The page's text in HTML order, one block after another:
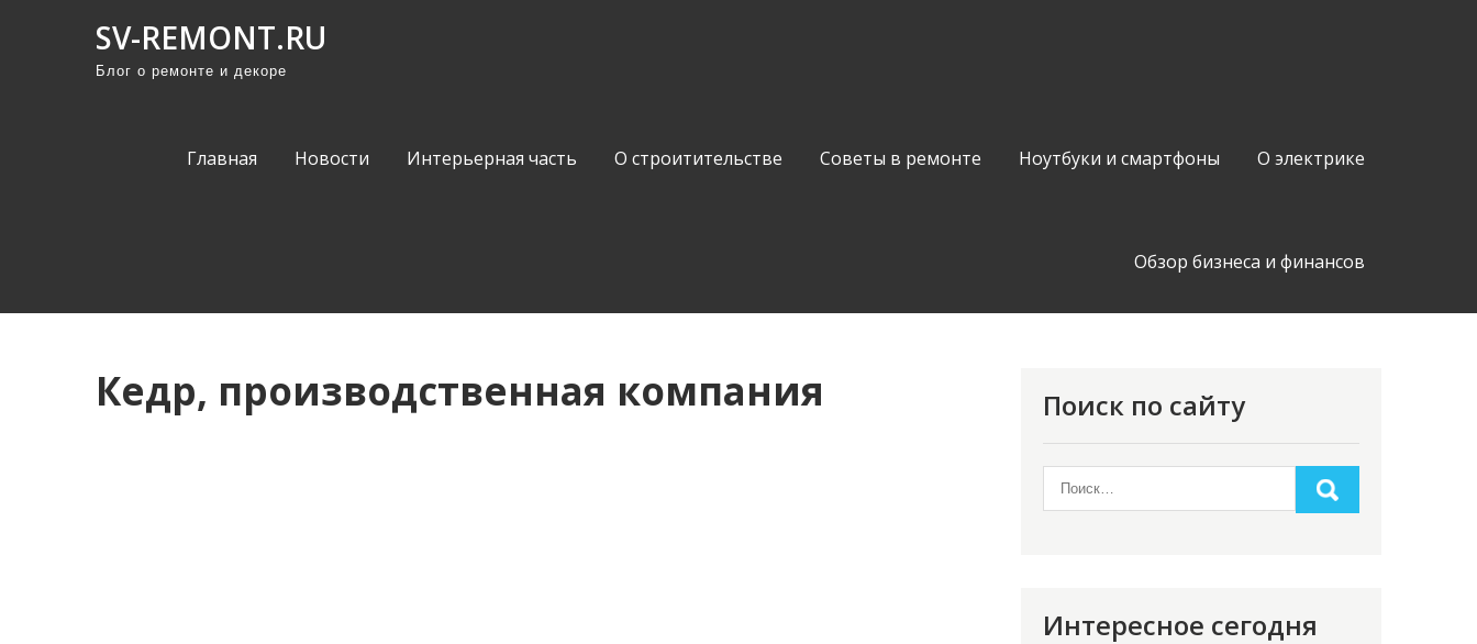
SV-REMONT.RU
Блог о ремонте и декоре
Главная Новости Интерьерная часть О строитительстве Советы в ремонте Ноутбуки и смартфоны О электрике
Обзор бизнеса и финансов
Кедр, производственная компания Поиск по сайту
Интересное сегодня